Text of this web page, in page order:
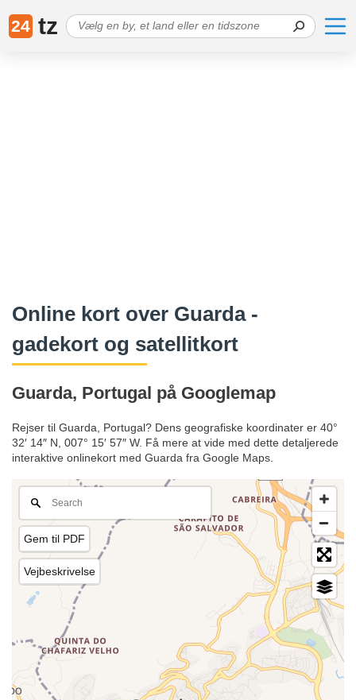
24 tz
Online kort over Guarda -
gadekort og satellitkort
Guarda, Portugal på Googlemap
Rejser til Guarda, Portugal? Dens geografiske koordinater er 40°
32′ 14″ N, 007° 15′ 57″ W. Få mere at vide med dette detaljerede
interaktive onlinekort med Guarda fra Google Maps.
Gem til PDF
Vejbeskrivelse